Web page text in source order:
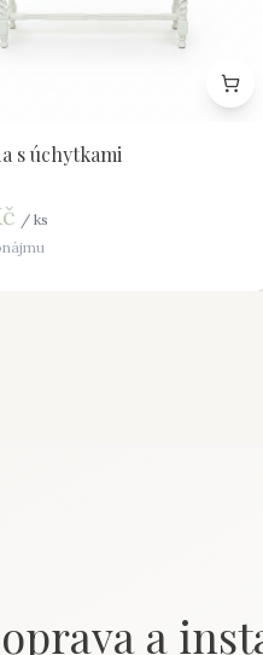
s úchytkami
/ ks
a